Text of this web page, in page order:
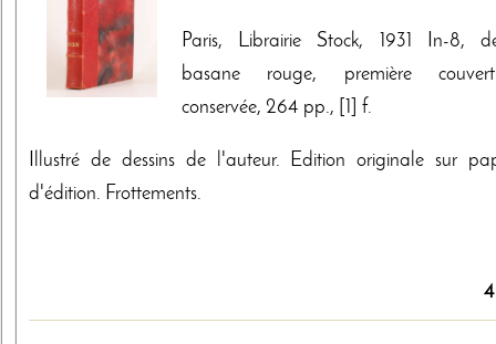
Paris, Librairie Stock, 1931 In-8,
basane rouge, première
conservée, 264 pp., [1] f.
Illustré de dessins de l'auteur. Edition originale sur
d'édition. Frottements.